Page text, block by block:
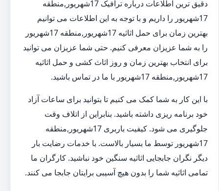
دقیق ترین اطلاعات درباره ترافیک 17شهریور,منطقه
17شهریور را داریم و با توجه به این اطلاعات می توانیم
بهترین زمان برای حمل اثاثیه 17شهریور,منطقه 17شهریور
را به شما عزیزان معرفی کنیم. حتی شما عزیزان می توانید
برای انتخاب بهترین زمان و روز اثاث کشی و حمل اثاثیه
17شهریور,منطقه 17شهریور با ما در تماس باشید.
با این کار به شما کمک می کنیم تا بتوانید برای ساعات آزاد
خود برنامه ریزی داشته باشید. بنابراین از اتلاف وقت
جلوگیری می شود. کیفیت باربری 17شهریور,منطقه
17شهریور توسط ما بسیار بالاست. با خدمات رضایت بار
دیگر نگران جابجایی اثاثیه سنگین خود نباشید. کارگران ما
تمامی اثاثیه شما را بدون هیچ آسیبی برایتان جابجا می کنند.